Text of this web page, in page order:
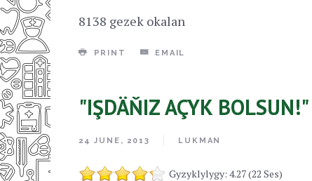
8138 gezek okalan
PRINT EMAIL
"IŞDÄŇIZ AÇYK
24 JUNE, 2013 LUKMAN
Gyzyklylygy: 4.27 (22 Ses)